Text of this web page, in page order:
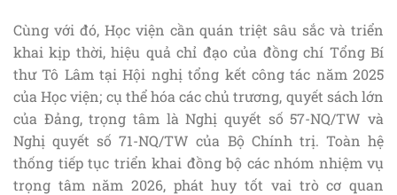
Cùng với đó, Học viện cần quán triệt sâu sắc và triển
khai kịp thời, hiệu quả chỉ đạo của đồng chí Tổng Bí
thư Tô Lâm tại Hội nghị tổng kết công tác năm 2025
của Học viện; cụ thể hóa các chủ trương, quyết sách lớn
của Đảng, trọng tâm là Nghị quyết số 57-NQ/TW và
Nghị quyết số 71-NQ/TW của Bộ Chính trị. Toàn hệ
thống tiếp tục triển khai đồng bộ các nhóm nhiệm vụ
trọng tâm năm 2026, phát huy tốt vai trò cơ quan